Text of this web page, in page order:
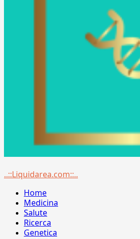
Menu
..::Liquidarea.com::..
Home
Medicina
Salute
Ricerca
Genetica